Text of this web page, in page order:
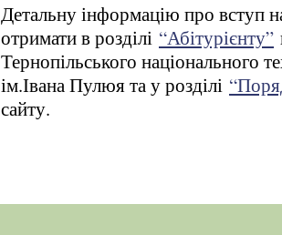
Детальну інформацію про вступ
отримати в розділі “Абітурієнту”
Тернопільського національного
ім.Івана Пулюя та у розділі
сайту.